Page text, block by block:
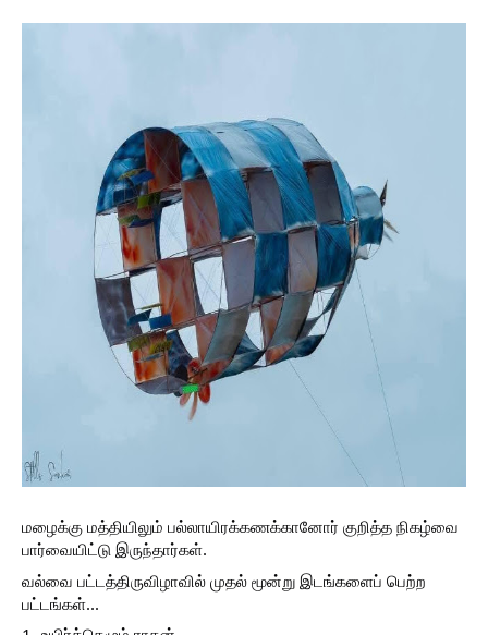
மழைக்கு மத்தியிலும் பல்லாயிரக்கணக்கானோர் குறித்த நிகழ்வை
பார்வையிட்டு இருந்தார்கள்.
வல்வை பட்டத்திருவிழாவில் முதல் மூன்று இடங்களைப் பெற்ற
பட்டங்கள்...